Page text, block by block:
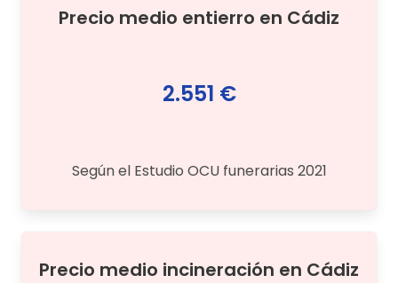
Precio medio entierro en Cádiz
2.551 €
Según el Estudio OCU funerarias 2021
Precio medio incineración en Cádiz